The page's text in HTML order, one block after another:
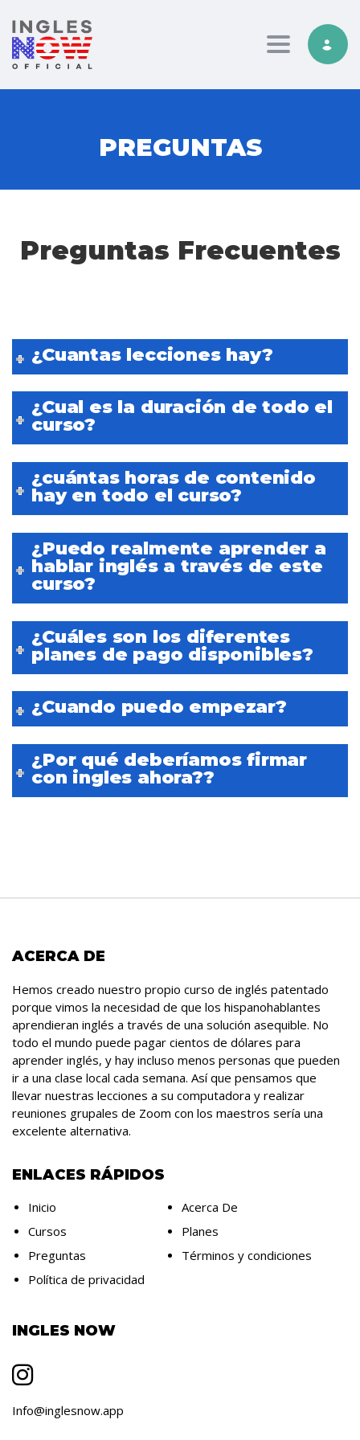
Toggle
PREGUNTAS
Preguntas Frecuentes
¿Cuantas lecciones hay?
¿Cual es la duración de todo el
curso?
¿cuántas horas de contenido
hay en todo el curso?
¿Puedo realmente aprender a
hablar inglés a través de este
curso?
¿Cuáles son los diferentes
planes de pago disponibles?
¿Cuando puedo empezar?
¿Por qué deberíamos firmar
con ingles ahora??
ACERCA DE
Hemos creado nuestro propio curso de inglés patentado
porque vimos la necesidad de que los hispanohablantes
aprendieran inglés a través de una solución asequible. No
todo el mundo puede pagar cientos de dólares para
aprender inglés, y hay incluso menos personas que pueden
ir a una clase local cada semana. Así que pensamos que
llevar nuestras lecciones a su computadora y realizar
reuniones grupales de Zoom con los maestros sería una
excelente alternativa.
ENLACES RÁPIDOS
Inicio
Acerca De
Cursos
Planes
Preguntas
Términos y condiciones
Política de privacidad
INGLES NOW
Info@inglesnow.app